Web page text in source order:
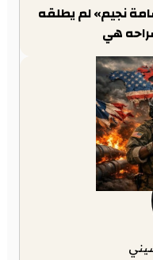
نجيم» لم يطلقه
هي